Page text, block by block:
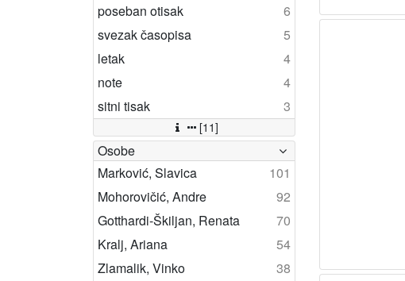
poseban otisak
6
svezak časopisa
5
letak
4
note
4
sitni tisak
3
[11]
Osobe
Marković, Slavica
101
Mohorovičić, Andre
92
Gotthardi-Škiljan, Renata
70
Kralj, Ariana
54
Zlamalik, Vinko
38